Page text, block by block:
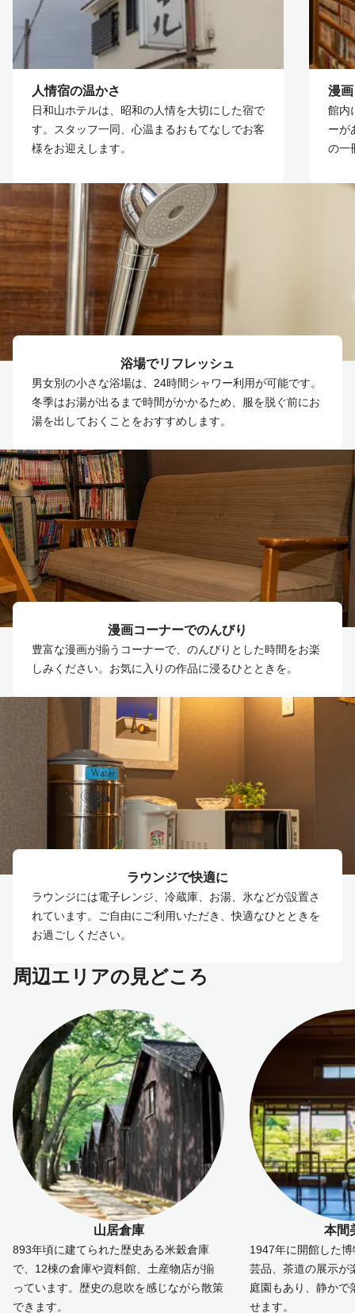
人情宿の温かさ
日和山ホテルは、昭和の人情を大切にした宿で
す。スタッフ一同、心温まるおもてなしでお客
様をお迎えします。
漫
館内
ーが
の一
浴場でリフレッシュ
男女別の小さな浴場は、24時間シャワー利用が可能です。
冬季はお湯が出るまで時間がかかるため、服を脱ぐ前にお
湯を出しておくことをおすすめします。
漫画コーナーでのんびり
豊富な漫画が揃うコーナーで、のんびりとした時間をお楽
しみください。お気に入りの作品に浸るひとときを。
ラウンジで快適に
ラウンジには電子レンジ、冷蔵庫、お湯、氷などが設置さ
れています。ご自由にご利用いただき、快適なひとときを
お過ごしください。
周辺エリアの見どころ
山居倉庫
893年頃に建てられた歴史ある米穀倉庫
で、12棟の倉庫や資料館、土産物店が揃
っています。歴史の息吹を感じながら散策
できます。
本間
1947年に開館した
芸品、茶道の展示が
庭園もあり、静かで
せます。